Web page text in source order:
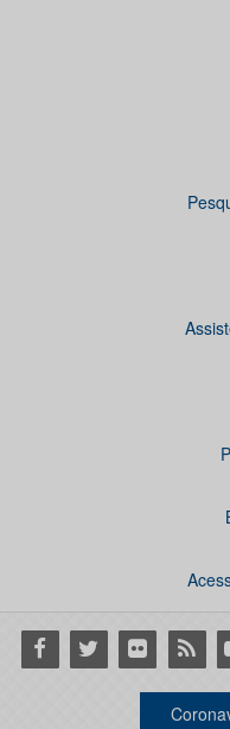
Facebook
Twitter Flickr RSS